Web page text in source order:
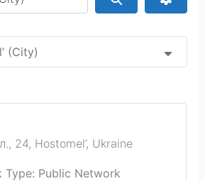
(City)
24, Hostomel’, Ukraine
Type: Public Network